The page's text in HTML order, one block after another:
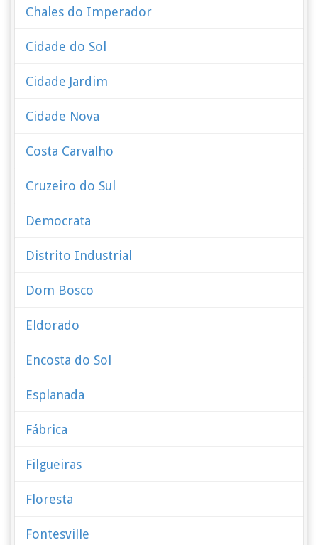
Chales do Imperador
Cidade do Sol
Cidade Jardim
Cidade Nova
Costa Carvalho
Cruzeiro do Sul
Democrata
Distrito Industrial
Dom Bosco
Eldorado
Encosta do Sol
Esplanada
Fábrica
Filgueiras
Floresta
Fontesville